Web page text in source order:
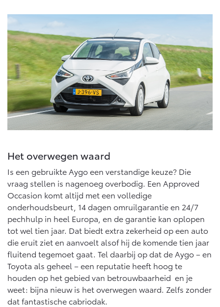
Het overwegen waard
Is een gebruikte Aygo een verstandige keuze? Die
vraag stellen is nagenoeg overbodig. Een Approved
Occasion komt altijd met een volledige
onderhoudsbeurt, 14 dagen omruilgarantie en 24/7
pechhulp in heel Europa, en de garantie kan oplopen
tot wel tien jaar. Dat biedt extra zekerheid op een auto
die eruit ziet en aanvoelt alsof hij de komende tien jaar
fluitend tegemoet gaat. Tel daarbij op dat de Aygo – en
Toyota als geheel – een reputatie heeft hoog te
houden op het gebied van betrouwbaarheid en je
weet: bijna nieuw is het overwegen waard. Zelfs zonder
dat fantastische cabriodak.